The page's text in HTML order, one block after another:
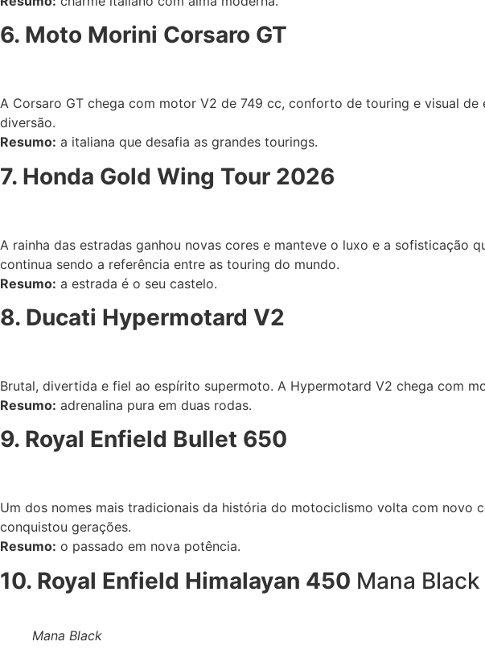
6. Moto Morini Corsaro GT
A Corsaro GT chega com motor V2 de 749 cc, conforto de touring e visual
diversão.
Resumo: a italiana que desafia as grandes tourings.
7. Honda Gold Wing Tour 2026
A rainha das estradas ganhou novas cores e manteve o luxo e a
continua sendo a referência entre as touring do mundo.
Resumo: a estrada é o seu castelo.
8. Ducati Hypermotard V2
Brutal, divertida e fiel ao espírito supermoto. A Hypermotard V2 chega com
Resumo: adrenalina pura em duas rodas.
9. Royal Enfield Bullet 650
Um dos nomes mais tradicionais da história do motociclismo volta com
conquistou gerações.
Resumo: o passado em nova potência.
10. Royal Enfield Himalayan 450 Mana Black
Mana Black